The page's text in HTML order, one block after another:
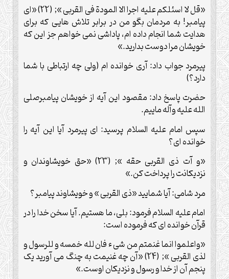
«قل لا اسئلکم علیه اجرا الا المودة فی القربی »; (22) «ای
پیامبر! به مردمان بگو من در برابر تلاش هایی که برای
هدایت شما انجام داده ام، پاداشی نمی خواهم جز این که
خویشان مرا دوست بدارید.»
پیرمرد جواب داد: آری خوانده ام (ولی چه ارتباطی با شما
دارد؟)
حضرت پاسخ داد: مقصود این آیه از خویشان پیامبرصلی
الله علیه وآله ماییم.
سپس امام علیه السلام پرسید: ای پیرمرد آیا این آیه را
خوانده ای؟
«و آت ذی القربی حقه »; (23) «حق خویشاوندان و
نزدیکانت را پرداخت کن.»
مرد شامی: آیا شمایید «ذی القربی » و خویشاوند پیامبر؟
امام علیه السلام فرمود: بلی، ما هستیم. آیا سخن خدا را در
قرآن خوانده ای که فرموده است:
«واعلموا انما غنمتم من شی ء فان لله خمسه و للرسول و
لذی القربی »; (24) «آن چه غنیمت به چنگ می آورید یک
پنجم آن از خدا و رسول و نزدیکان اوست.»